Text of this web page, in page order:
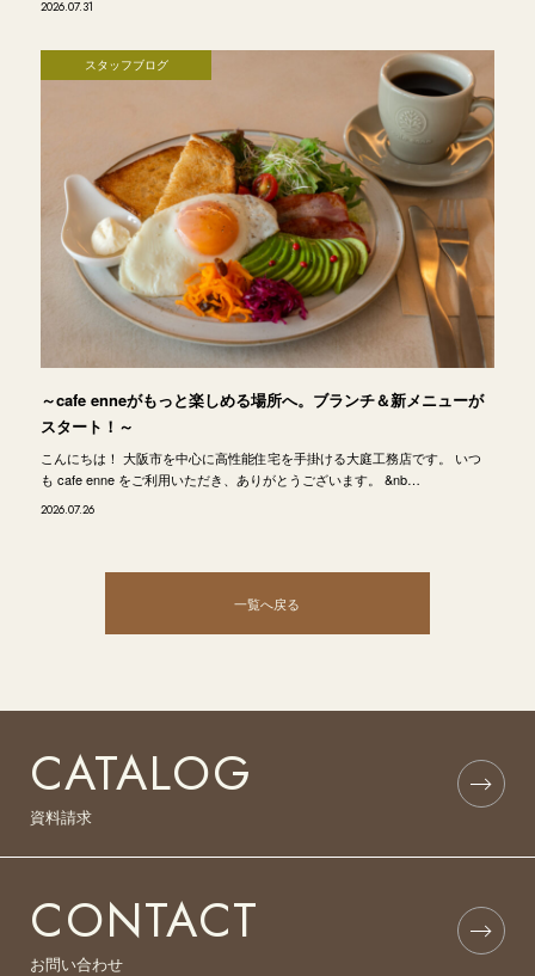
2026.07.31
スタッフブログ
～cafe enneがもっと楽しめる場所へ。ブランチ＆新メニューが
スタート！～
こんにちは！ 大阪市を中心に高性能住宅を手掛ける大庭工務店です。 いつ
も cafe enne をご利用いただき、ありがとうございます。 &nb…
2026.07.26
一覧へ戻る
CATALOG
資料請求
CONTACT
お問い合わせ